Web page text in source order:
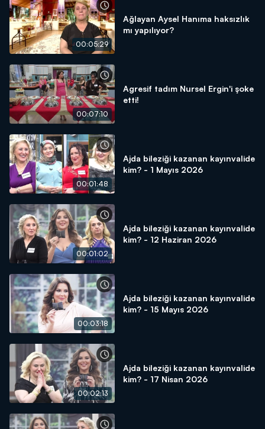
00:05:29
Ağlayan Aysel Hanıma haksızlık
mı yapılıyor?
00:07:10
Agresif tadım Nursel Ergin'i şoke
etti!
00:01:48
Ajda bileziği kazanan kayınvalide
kim? - 1 Mayıs 2026
00:01:02
Ajda bileziği kazanan kayınvalide
kim? - 12 Haziran 2026
00:03:18
Ajda bileziği kazanan kayınvalide
kim? - 15 Mayıs 2026
00:02:13
Ajda bileziği kazanan kayınvalide
kim? - 17 Nisan 2026